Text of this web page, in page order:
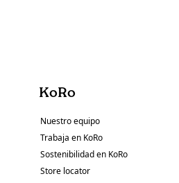
KoRo
Nuestro equipo
Trabaja en KoRo
Sostenibilidad en KoRo
Store locator